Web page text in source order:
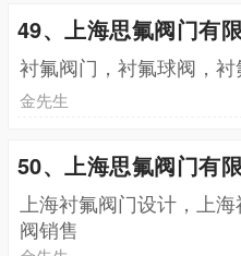
49、上海思氟阀门有
衬氟阀门，衬氟球阀，衬
金先生
50、上海思氟阀门有
上海衬氟阀门设计，上
阀销售